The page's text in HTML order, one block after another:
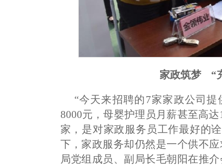
家政筑梦 “
“今天来招聘的7家家政公司
8000元，母婴护理员月薪甚至高
家，是对家政服务员工作最好的
下，家政服务却仍然是一个供不
局党组成员、副局长毛朝阳在推